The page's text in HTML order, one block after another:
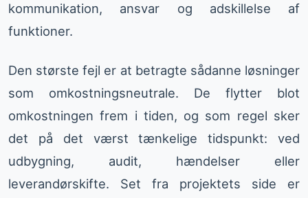
kommunikation, ansvar og adskillelse af
funktioner.
Den største fejl er at betragte sådanne løsninger
som omkostningsneutrale. De flytter blot
omkostningen frem i tiden, og som regel sker
det på det værst tænkelige tidspunkt: ved
udbygning, audit, hændelser eller
leverandørskifte. Set fra projektets side er